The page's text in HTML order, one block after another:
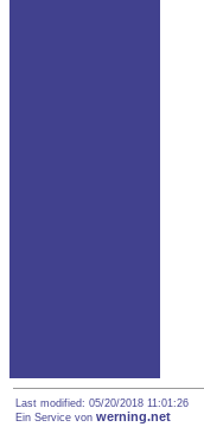
Last modified: 05/20/2018 11:01:26
Ein Service von werning.net